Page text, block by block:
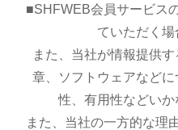
■SHFWEB会員サービス
ていただく場
また、当社が情報提供
章、ソフトウェアなど
性、有用性などいか
また、当社の一方的な理